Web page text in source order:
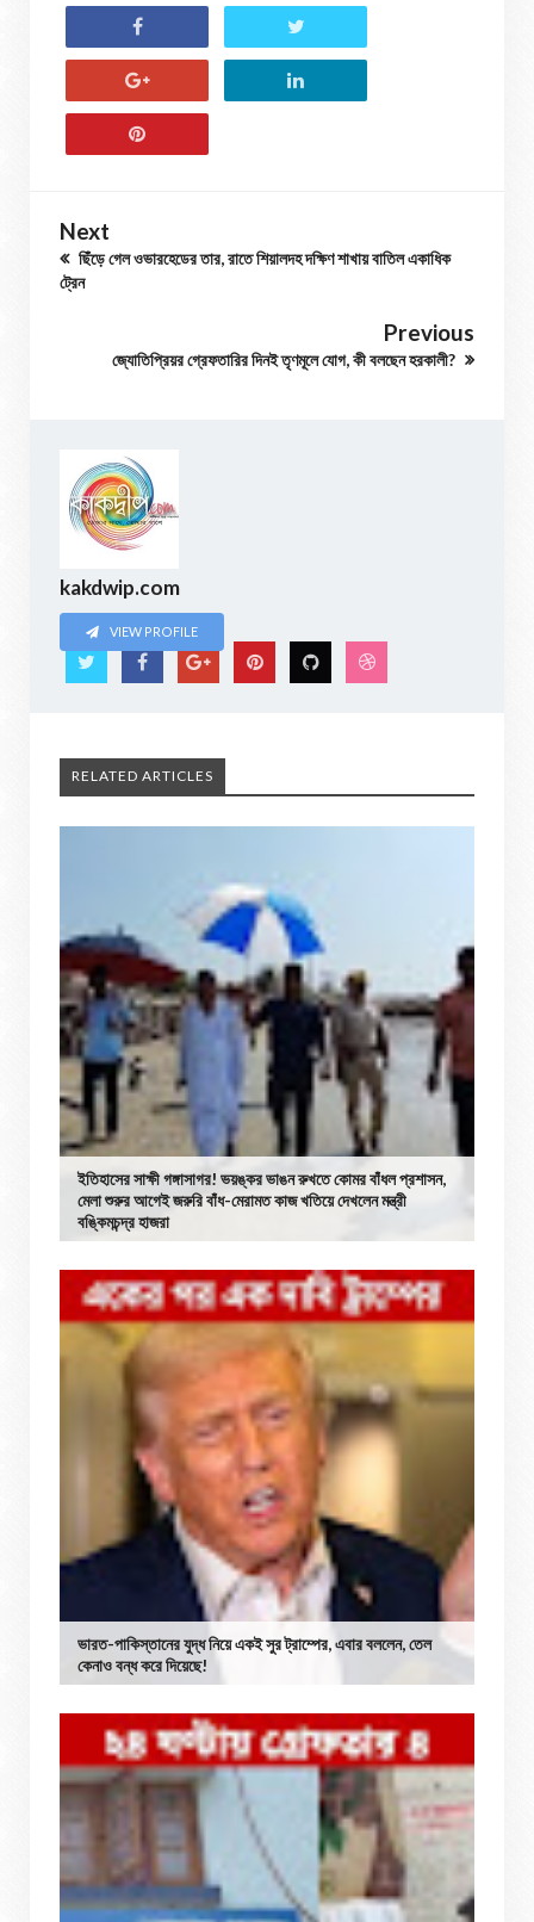
Next
ছিঁড়ে গেল ওভারহেডের তার, রাতে শিয়ালদহ দক্ষিণ শাখায় বাতিল একাধিক
ট্রেন
Previous
জ্যোতিপ্রিয়র গ্রেফতারির দিনই তৃণমূলে যোগ, কী বলছেন হরকালী?
kakdwip.com
VIEW PROFILE
RELATED ARTICLES
ইতিহাসের সাক্ষী গঙ্গাসাগর! ভয়ঙ্কর ভাঙন রুখতে কোমর বাঁধল প্রশাসন,
মেলা শুরুর আগেই জরুরি বাঁধ-মেরামত কাজ খতিয়ে দেখলেন মন্ত্রী
বঙ্কিমচন্দ্র হাজরা
ভারত-পাকিস্তানের যুদ্ধ নিয়ে একই সুর ট্রাম্পের, এবার বললেন, তেল
কেনাও বন্ধ করে দিয়েছে!